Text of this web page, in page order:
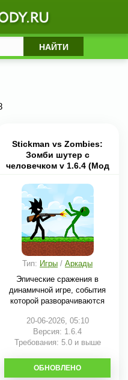
Stickman vs Zombies:
Зомби шутер с
человечком v 1.6.4 (Мод
рекламы)
Тип: Игры /Аркады
Эпические сражения в
динамичной игре, события
которой разворачиваются
20-06-2026, 05:10
Версия: 1.6.4
Требования: 5.0 и выше
СКАЧАТЬ
ОБНОВЛЕНО